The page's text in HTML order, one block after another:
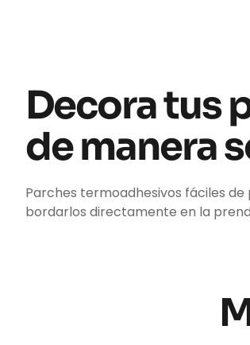
Decora tus
de manera
Parches termoadhesivos fáciles
bordarlos directamente en la